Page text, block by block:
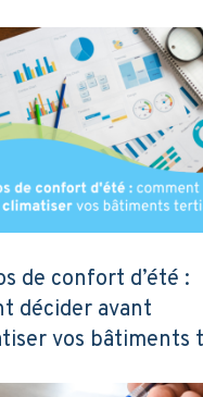
de confort d’été :
décider avant
vos bâtiments